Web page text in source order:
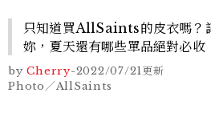
只知道買AllSaints的皮衣嗎
妳，夏天還有哪些單品絕對必收
by Cherry-2022/07/21更新
Photo／AllSaints